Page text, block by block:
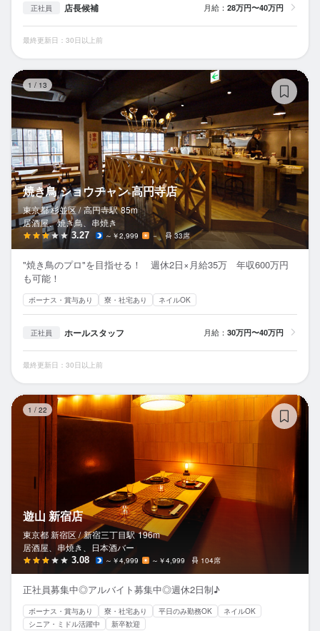
正社員 店長候補 月給： 28万円〜40万円
最終更新日：30日以上前
1 / 13
焼き鳥 ショウチャン 高円寺店
東京都 杉並区 / 高円寺駅 85m
居酒屋、焼き鳥、串焼き
3.27 ～￥2,999 － 33席
"焼き鳥のプロ"を目指せる！ 週休2日×月給35万 年収600万円
も可能！
ボーナス・賞与あり 寮・社宅あり ネイルOK
正社員 ホールスタッフ 月給： 30万円〜40万円
最終更新日：30日以上前
1 / 22
遊山 新宿店
東京都 新宿区 / 新宿三丁目駅 196m
居酒屋、串焼き、日本酒バー
3.08 ～￥4,999 ～￥4,999 104席
正社員募集中◎アルバイト募集中◎週休2日制♪
ボーナス・賞与あり 寮・社宅あり 平日のみ勤務OK
ネイルOK
シニア・ミドル活躍中
新卒歓迎